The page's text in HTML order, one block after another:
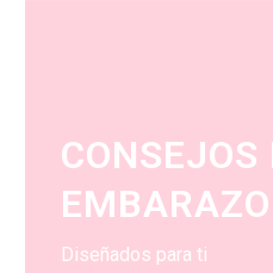
CONSEJOS
EMBARAZO
Diseñados para ti